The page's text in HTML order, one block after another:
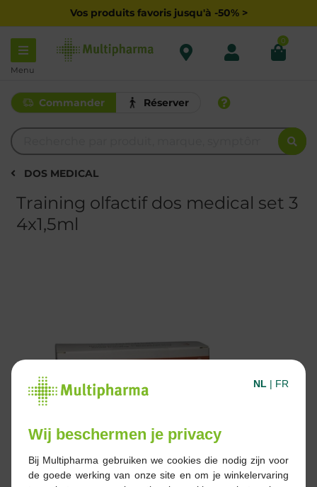
Vos produits favoris jusqu'à -50% >
Menu
0
Commander Réserver
DOS MEDICAL
Training olfactif dos medical set 3
4x1,5ml
NL | FR
Wij beschermen je privacy
Bij Multipharma gebruiken we cookies die nodig zijn voor
de goede werking van onze site en om je winkelervaring